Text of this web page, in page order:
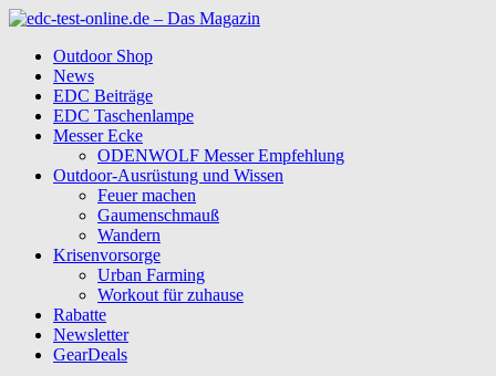
Outdoor Shop
News
EDC Beiträge
EDC Taschenlampe
Messer Ecke
ODENWOLF Messer Empfehlung
Outdoor-Ausrüstung und Wissen
Feuer machen
Gaumenschmauß
Wandern
Krisenvorsorge
Urban Farming
Workout für zuhause
Rabatte
Newsletter
GearDeals